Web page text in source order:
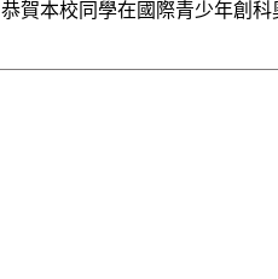
恭賀本校同學在國際青少年創